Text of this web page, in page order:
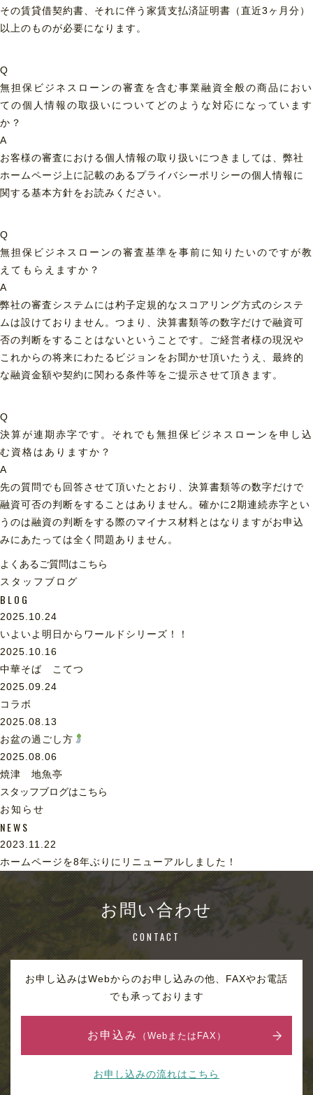
その賃貸借契約書、それに伴う家賃支払済証明書（直近3ヶ月分）
以上のものが必要になります。
Q
無担保ビジネスローンの審査を含む事業融資全般の商品におい
ての個人情報の取扱いについてどのような対応になっています
か？
A
お客様の審査における個人情報の取り扱いにつきましては、弊社
ホームページ上に記載のあるプライバシーポリシーの個人情報に
関する基本方針をお読みください。
Q
無担保ビジネスローンの審査基準を事前に知りたいのですが教
えてもらえますか？
A
弊社の審査システムには杓子定規的なスコアリング方式のシステ
ムは設けておりません。つまり、決算書類等の数字だけで融資可
否の判断をすることはないということです。ご経営者様の現況や
これからの将来にわたるビジョンをお聞かせ頂いたうえ、最終的
な融資金額や契約に関わる条件等をご提示させて頂きます。
Q
決算が連期赤字です。それでも無担保ビジネスローンを申し込
む資格はありますか？
A
先の質問でも回答させて頂いたとおり、決算書類等の数字だけで
融資可否の判断をすることはありません。確かに2期連続赤字とい
うのは融資の判断をする際のマイナス材料とはなりますがお申込
みにあたっては全く問題ありません。
よくあるご質問はこちら
スタッフブログ
BLOG
2025.10.24
いよいよ明日からワールドシリーズ！！
2025.10.16
中華そば こてつ
2025.09.24
コラボ
2025.08.13
お盆の過ごし方
2025.08.06
焼津 地魚亭
スタッフブログはこちら
お知らせ
NEWS
2023.11.22
ホームページを8年ぶりにリニューアルしました！
お問い合わせ
CONTACT
お申し込みはWebからのお申し込みの他、FAXやお電話
でも承っております
お申込み （WebまたはFAX）
お申し込みの流れはこちら